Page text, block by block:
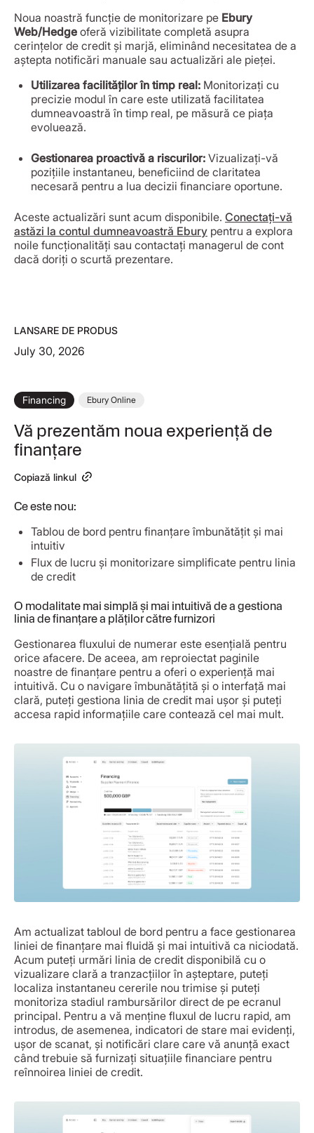
Noua noastră funcție de monitorizare pe Ebury
Web/Hedge oferă vizibilitate completă asupra
cerințelor de credit și marjă, eliminând necesitatea de a
aștepta notificări manuale sau actualizări ale pieței.
Utilizarea facilităților în timp real: Monitorizați cu
precizie modul în care este utilizată facilitatea
dumneavoastră în timp real, pe măsură ce piața
evoluează.
Gestionarea proactivă a riscurilor: Vizualizați-vă
pozițiile instantaneu, beneficiind de claritatea
necesară pentru a lua decizii financiare oportune.
Aceste actualizări sunt acum disponibile. Conectați-vă
astăzi la contul dumneavoastră Ebury pentru a explora
noile funcționalități sau contactați managerul de cont
dacă doriți o scurtă prezentare.
LANSARE DE PRODUS
July 30, 2026
Financing Ebury Online
Vă prezentăm noua experiență de
finanțare
Copiază linkul
Ce este nou:
Tablou de bord pentru finanțare îmbunătățit și mai
intuitiv
Flux de lucru și monitorizare simplificate pentru linia
de credit
O modalitate mai simplă și mai intuitivă de a gestiona
linia de finanțare a plăților către furnizori
Gestionarea fluxului de numerar este esențială pentru
orice afacere. De aceea, am reproiectat paginile
noastre de finanțare pentru a oferi o experiență mai
intuitivă. Cu o navigare îmbunătățită și o interfață mai
clară, puteți gestiona linia de credit mai ușor și puteți
accesa rapid informațiile care contează cel mai mult.
Am actualizat tabloul de bord pentru a face gestionarea
liniei de finanțare mai fluidă și mai intuitivă ca niciodată.
Acum puteți urmări linia de credit disponibilă cu o
vizualizare clară a tranzacțiilor în așteptare, puteți
localiza instantaneu cererile nou trimise și puteți
monitoriza stadiul rambursărilor direct de pe ecranul
principal. Pentru a vă menține fluxul de lucru rapid, am
introdus, de asemenea, indicatori de stare mai evidenți,
ușor de scanat, și notificări clare care vă anunță exact
când trebuie să furnizați situațiile financiare pentru
reînnoirea liniei de credit.